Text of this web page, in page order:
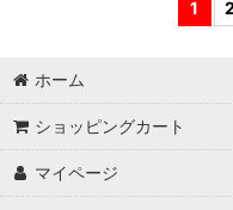
ホーム
ショッピングカート